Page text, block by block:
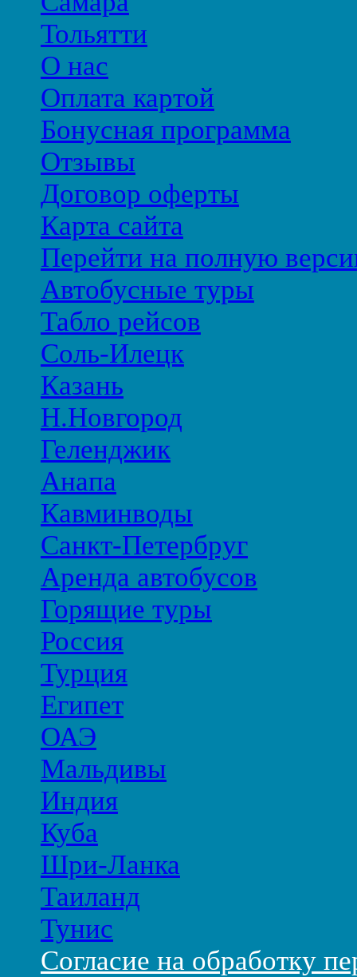
Тольятти
О нас
Оплата картой
Бонусная программа
Отзывы
Договор оферты
Карта сайта
Перейти на полную
Автобусные туры
Табло рейсов
Соль-Илецк
Казань
Н.Новгород
Геленджик
Анапа
Кавминводы
Санкт-Петербруг
Аренда автобусов
Горящие туры
Россия
Турция
Египет
ОАЭ
Мальдивы
Индия
Куба
Шри-Ланка
Таиланд
Тунис
Согласие на обработку